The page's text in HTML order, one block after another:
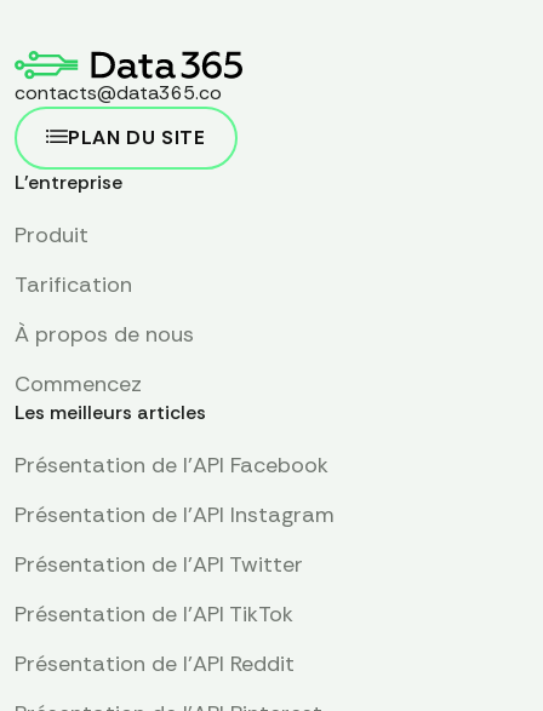
contacts@data365.co
PLAN DU SITE
L'entreprise
Produit
Tarification
À propos de nous
Commencez
Les meilleurs articles
Présentation de l'API Facebook
Présentation de l'API Instagram
Présentation de l'API Twitter
Présentation de l'API TikTok
Présentation de l'API Reddit